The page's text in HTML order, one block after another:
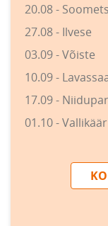
20.08 -
27.08 - Ilvese
03.09 - Võiste
10.09 -
17.09 -
01.10 - Vallikäär